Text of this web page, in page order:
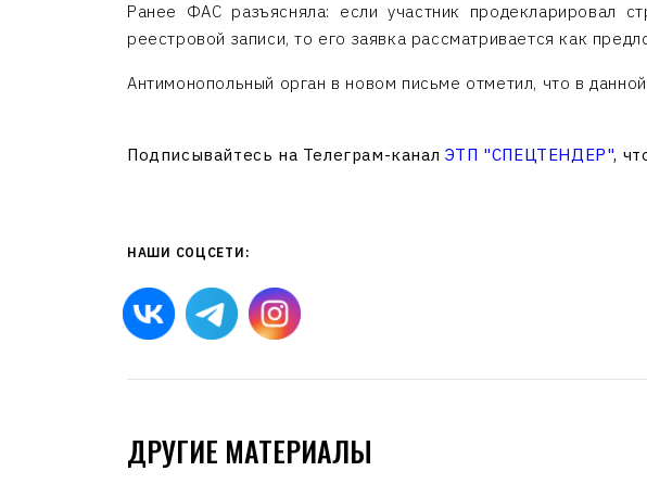
Ранее ФАС разъясняла: если участник продекларировал
реестровой записи, то его заявка рассматривается как
Антимонопольный орган в новом письме отметил, что в
Подписывайтесь на Телеграм-канал ЭТП "СПЕЦТЕНДЕР",
НАШИ СОЦСЕТИ:
ДРУГИЕ МАТЕРИАЛЫ